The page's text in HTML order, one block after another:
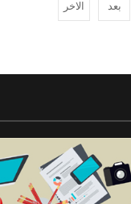
بعد الاخر